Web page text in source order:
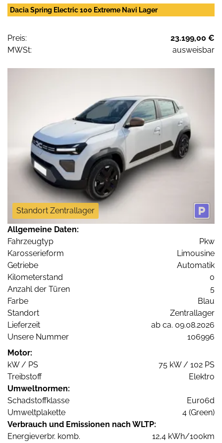
Dacia Spring Electric 100 Extreme Navi Lager
Preis:
23.199,00 €
MWSt:
ausweisbar
Standort Zentrallager
Allgemeine Daten:
Fahrzeugtyp
Pkw
Karosserieform
Limousine
Getriebe
Automatik
Kilometerstand
0
Anzahl der Türen
5
Farbe
Blau
Standort
Zentrallager
Lieferzeit
ab ca. 09.08.2026
Unsere Nummer
106996
Motor:
kW / PS
75 kW / 102 PS
Treibstoff
Elektro
Umweltnormen:
Schadstoffklasse
Euro6d
Umweltplakette
4 (Green)
Verbrauch und Emissionen nach WLTP:
Energieverbr. komb.
12,4 kWh/100km